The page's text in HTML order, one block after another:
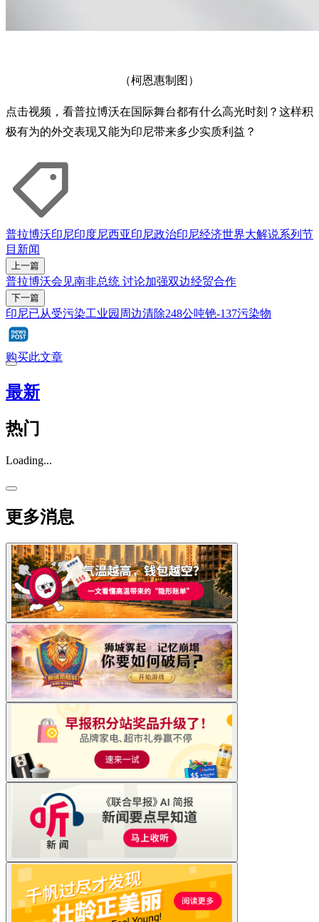
（柯恩惠制图）
点击视频，看普拉博沃在国际舞台都有什么高光时刻？这样积
极有为的外交表现又能为印尼带来多少实质利益？
普拉博沃印尼印度尼西亚印尼政治印尼经济世界大解说系列节
目 新闻
上一篇
普拉博沃会见南非总统 讨论加强双边经贸合作
下一篇
印尼已从受污染工业园周边清除248公吨铯-137污染物
购买此文章
最新
热门
Loading...
更多消息